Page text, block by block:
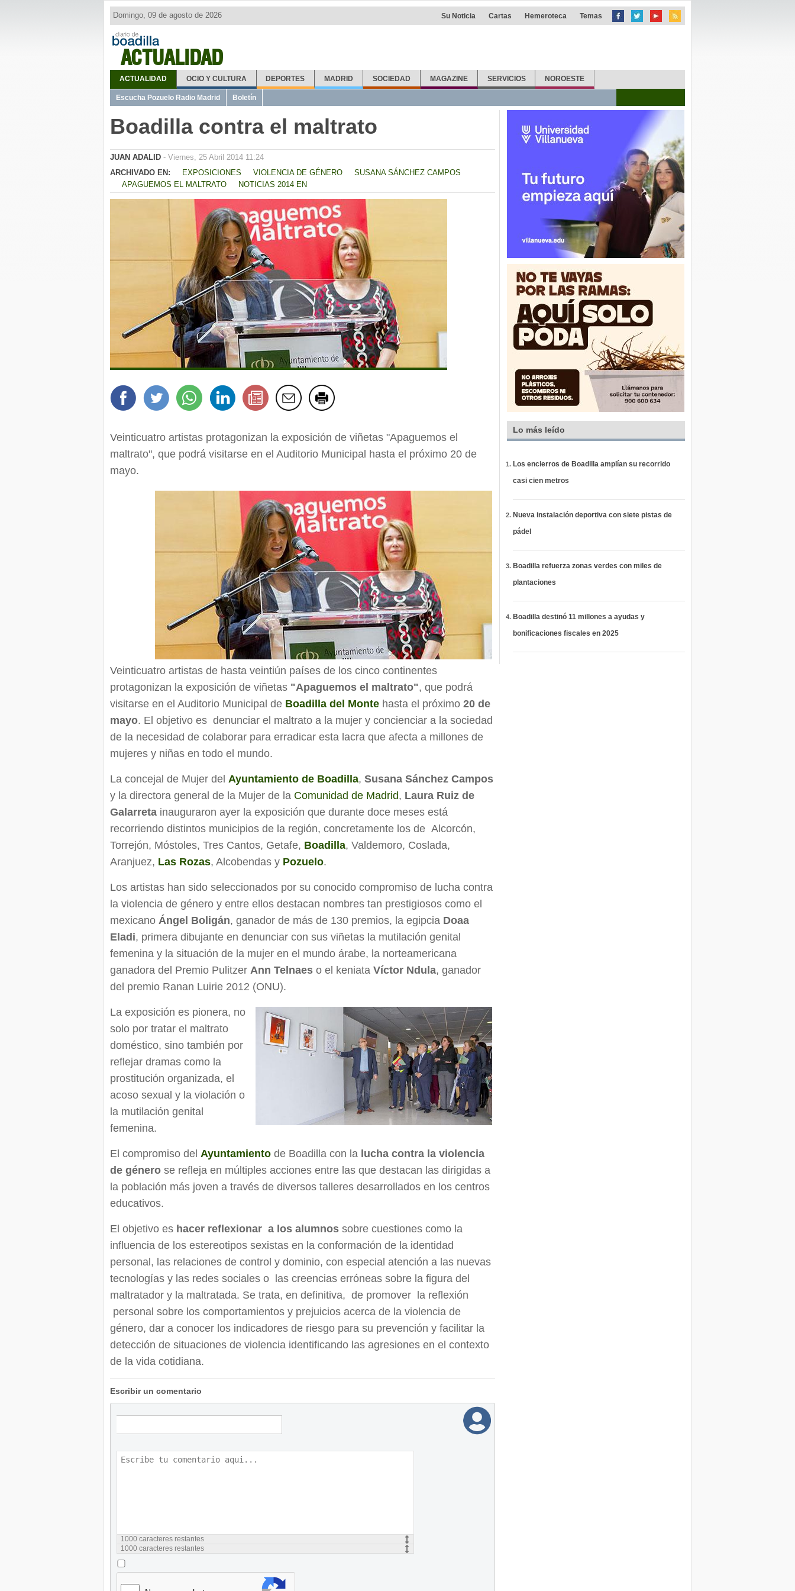
ACTUALIDAD
Domingo, 09 de agosto de 2026 Su Noticia Cartas Hemeroteca Temas
ACTUALIDAD OCIO Y CULTURA DEPORTES MADRID SOCIEDAD MAGAZINE SERVICIOS NOROESTE
Escucha Pozuelo Radio Madrid Boletín
Boadilla contra el maltrato
JUAN ADALID - Viernes, 25 Abril 2014 11:24
ARCHIVADO EN:
EXPOSICIONES VIOLENCIA DE GÉNERO
SUSANA SÁNCHEZ CAMPOS
APAGUEMOS EL MALTRATO
NOTICIAS 2014 EN
Veinticuatro artistas protagonizan la exposición de viñetas "Apaguemos el
maltrato", que podrá visitarse en el Auditorio Municipal hasta el próximo 20 de
mayo.
Veinticuatro artistas de hasta veintiún países de los cinco continentes
protagonizan la exposición de viñetas "Apaguemos el maltrato", que podrá
visitarse en el Auditorio Municipal de Boadilla del Monte hasta el próximo 20 de
mayo. El objetivo es denunciar el maltrato a la mujer y concienciar a la sociedad
de la necesidad de colaborar para erradicar esta lacra que afecta a millones de
mujeres y niñas en todo el mundo.
La concejal de Mujer del Ayuntamiento de Boadilla, Susana Sánchez Campos
y la directora general de la Mujer de la Comunidad de Madrid, Laura Ruiz de
Galarreta inauguraron ayer la exposición que durante doce meses está
recorriendo distintos municipios de la región, concretamente los de Alcorcón,
Torrejón, Móstoles, Tres Cantos, Getafe, Boadilla, Valdemoro, Coslada,
Aranjuez, Las Rozas, Alcobendas y Pozuelo.
Los artistas han sido seleccionados por su conocido compromiso de lucha contra
la violencia de género y entre ellos destacan nombres tan prestigiosos como el
mexicano Ángel Boligán, ganador de más de 130 premios, la egipcia Doaa
Eladi, primera dibujante en denunciar con sus viñetas la mutilación genital
femenina y la situación de la mujer en el mundo árabe, la norteamericana
ganadora del Premio Pulitzer Ann Telnaes o el keniata Víctor Ndula, ganador
del premio Ranan Luirie 2012 (ONU).
La exposición es pionera, no
solo por tratar el maltrato
doméstico, sino también por
reflejar dramas como la
prostitución organizada, el
acoso sexual y la violación o
la mutilación genital
femenina.
El compromiso del Ayuntamiento de Boadilla con la lucha contra la violencia
de género se refleja en múltiples acciones entre las que destacan las dirigidas a
la población más joven a través de diversos talleres desarrollados en los centros
educativos.
El objetivo es hacer reflexionar a los alumnos sobre cuestiones como la
influencia de los estereotipos sexistas en la conformación de la identidad
personal, las relaciones de control y dominio, con especial atención a las nuevas
tecnologías y las redes sociales o las creencias erróneas sobre la figura del
maltratador y la maltratada. Se trata, en definitiva, de promover la reflexión
personal sobre los comportamientos y prejuicios acerca de la violencia de
género, dar a conocer los indicadores de riesgo para su prevención y facilitar la
detección de situaciones de violencia identificando las agresiones en el contexto
de la vida cotidiana.
Escribir un comentario
1000 caracteres restantes
1000 caracteres restantes
Lo más leído
Los encierros de Boadilla amplían su recorrido
casi cien metros
Nueva instalación deportiva con siete pistas de
pádel
Boadilla refuerza zonas verdes con miles de
plantaciones
Boadilla destinó 11 millones a ayudas y
bonificaciones fiscales en 2025